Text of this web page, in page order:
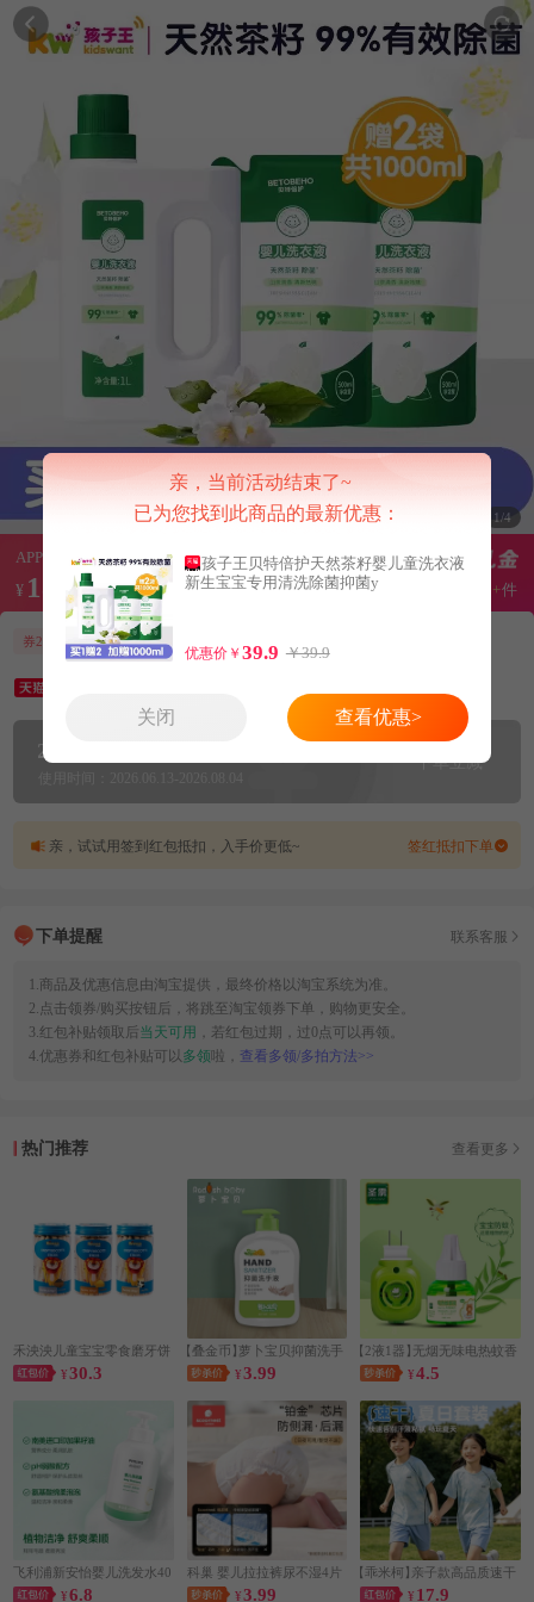
1/4
APP红包价
¥ 18.3 原价39.90 10+件
券20元 APP红包补贴1.6元
【孩子王】 新生儿专用贝特倍护茶籽婴儿洗衣液
20 下单立减
亲，试试用签到红包抵扣，入手价更低~ 签红抵扣下单
下单提醒 联系客服
1.商品及优惠信息由淘宝提供，最终价格以淘宝系统为准。
2.点击领券/购买按钮后，将跳至淘宝领券下单，购物更安全。
3.红包补贴领取后 当天可用 ，若红包过期，过0点可以再领。
4.优惠券和红包补贴可以多领 啦， 查看多领/多拍方法>>
热门推荐 查看更多
禾泱泱儿童宝宝零食磨牙饼
干
¥30.3
【叠金币】萝卜宝贝抑菌洗手
液500g ¥3.99
【2液1器】无烟无味电热蚊香
液
¥4.5
飞利浦新安怡婴儿洗发水40
0ml
¥6.8
科巢 婴儿拉拉裤尿不湿4片
¥3.99
【乖米柯】亲子款高品质速干
套装
¥ 17.9
亲，当前活动结束了~
已为您找到此商品的最新优惠：
孩子王贝特倍护天然茶籽婴儿童洗衣液
新生宝宝专用清洗除菌抑菌y
优惠价￥ 39.9 ￥39.9
关闭 查看优惠>